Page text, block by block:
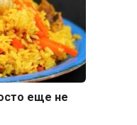
еще не